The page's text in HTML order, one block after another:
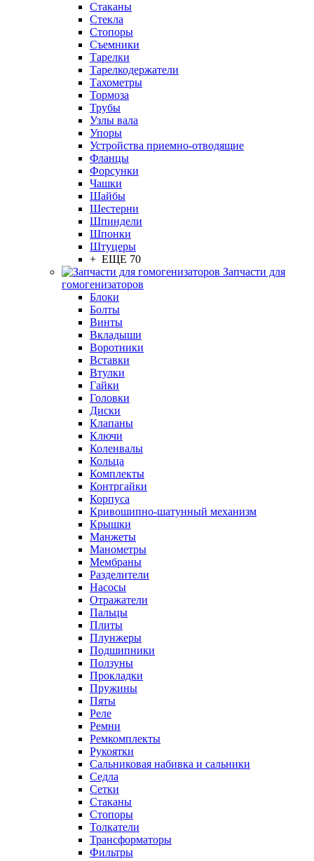
Стаканы
Стекла
Стопоры
Съемники
Тарелки
Тарелкодержатели
Тахометры
Тормоза
Трубы
Узлы вала
Упоры
Устройства приемно-отводящие
Фланцы
Форсунки
Чашки
Шайбы
Шестерни
Шпиндели
Шпонки
Штуцеры
+ ЕЩЕ 70
Запчасти для
гомогенизаторов
Блоки
Болты
Винты
Вкладыши
Воротники
Вставки
Втулки
Гайки
Головки
Диски
Клапаны
Ключи
Коленвалы
Кольца
Комплекты
Контргайки
Корпуса
Кривошипно-шатунный механизм
Крышки
Манжеты
Манометры
Мембраны
Разделители
Насосы
Отражатели
Пальцы
Плиты
Плунжеры
Подшипники
Ползуны
Прокладки
Пружины
Пяты
Реле
Ремни
Ремкомплекты
Рукоятки
Сальниковая набивка и сальники
Седла
Сетки
Стаканы
Стопоры
Толкатели
Трансформаторы
Фильтры